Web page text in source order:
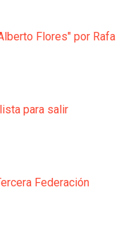
Flores" por Rafa
para salir
Federación